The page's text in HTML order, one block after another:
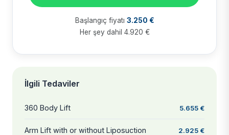
Başlangıç fiyatı 3.250 €
Her şey dahil 4.920 €
İlgili Tedaviler
360 Body Lift 5.655 €
Arm Lift with or without Liposuction 2.925 €